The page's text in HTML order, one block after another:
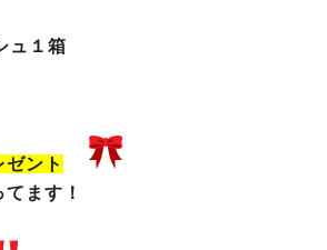
ュ１箱
ント
ます！